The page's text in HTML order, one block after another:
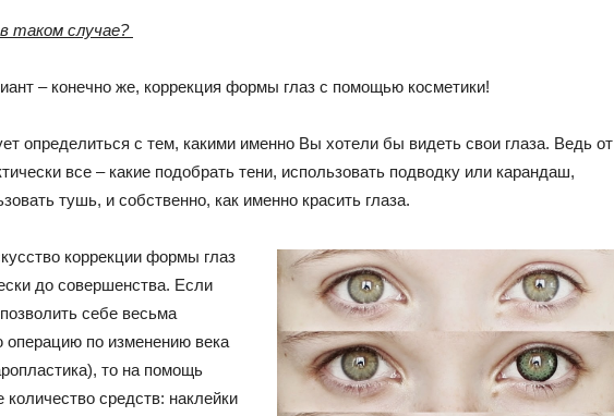
таком случае?
– конечно же, коррекция формы глаз с помощью косметики!
определиться с тем, какими именно Вы хотели бы видеть свои глаза. Ведь от
все – какие подобрать тени, использовать подводку или карандаш,
тушь, и собственно, как именно красить глаза.
коррекции формы глаз
до совершенства. Если
себе весьма
операцию по изменению века
то на помощь
количество средств: наклейки